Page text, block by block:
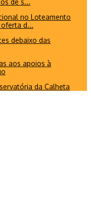
de s...
no Loteamento
d...
debaixo das
aos apoios à
da Calheta